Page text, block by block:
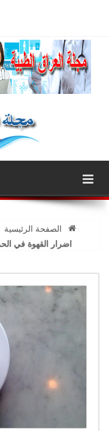
الصفحة الرئيسية
اضرار القهوة في